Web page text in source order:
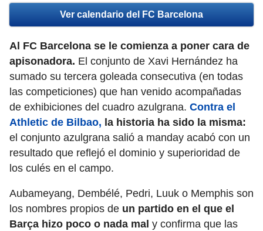
Ver calendario del FC Barcelona
Al FC Barcelona se le comienza a poner cara de
apisonadora​. El conjunto de Xavi Hernández ha
sumado su tercera goleada consecutiva (en todas
las competiciones) que han venido acompañadas
de exhibiciones del cuadro azulgrana. Contra el
Athletic de Bilbao, la historia ha sido la misma:
el conjunto azulgrana salió a manday acabó con un
resultado que reflejó el dominio y superioridad de
los culés en el campo.
Aubameyang, Dembélé, Pedri, Luuk o Memphis son
los nombres propios de un partido en el que el
Barça hizo poco o nada mal y confirma que las